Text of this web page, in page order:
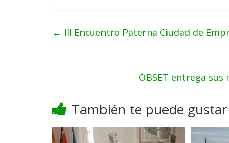
← III Encuentro Paterna Ciudad de
OBSET entrega
También te puede gustar